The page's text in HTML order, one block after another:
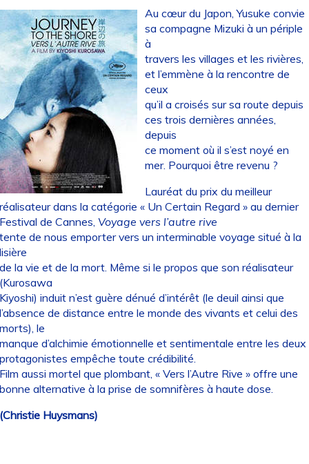
Au cœur du Japon, Yusuke convie
sa compagne Mizuki à un périple
à
travers les villages et les rivières,
et l’emmène à la rencontre de
ceux
qu’il a croisés sur sa route depuis
ces trois dernières années,
depuis
ce moment où il s’est noyé en
mer. Pourquoi être revenu ?
Lauréat du prix du meilleur
dans la catégorie « Un Certain Regard » au dernier
de Cannes, Voyage vers l’autre rive
de nous emporter vers un interminable voyage situé à la
la vie et de la mort. Même si le propos que son réalisateur
induit n’est guère dénué d’intérêt (le deuil ainsi que
de distance entre le monde des vivants et celui des
le
d’alchimie émotionnelle et sentimentale entre les deux
empêche toute crédibilité.
aussi mortel que plombant, « Vers l’Autre Rive » offre une
alternative à la prise de somnifères à haute dose.
Huysmans)